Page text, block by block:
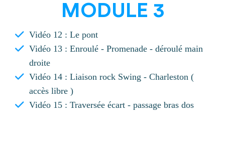
MODULE 3
Vidéo 12 : Le pont
Vidéo 13 : Enroulé - Promenade - déroulé main
droite
Vidéo 14 : Liaison rock Swing - Charleston (
accès libre )
Vidéo 15 : Traversée écart - passage bras dos